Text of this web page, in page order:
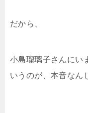
だから、
小島瑠璃子さんにい
いうのが、本音なん